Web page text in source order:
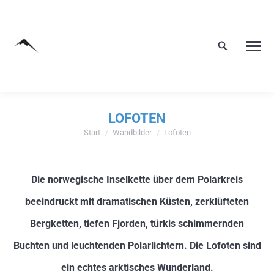
LOFOTEN
Sie befinden sich hier:
Start Wandbilder Lofoten
Die norwegische Inselkette über dem Polarkreis
beeindruckt mit dramatischen Küsten, zerklüfteten
Bergketten, tiefen Fjorden, türkis schimmernden
Buchten und leuchtenden Polarlichtern. Die Lofoten sind
ein echtes arktisches Wunderland.